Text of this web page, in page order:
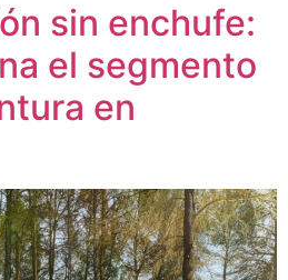
sin enchufe:
el segmento
en